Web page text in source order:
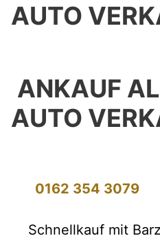
AUTO
ANKAUF
AUTO
0162 354 3079
Schnellkauf mit